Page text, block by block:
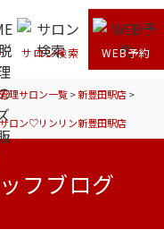
サロン検索 WEB予約
理サロン一覧>新豊田駅店>
ロン♡リンリン新豊田駅店
フブログ